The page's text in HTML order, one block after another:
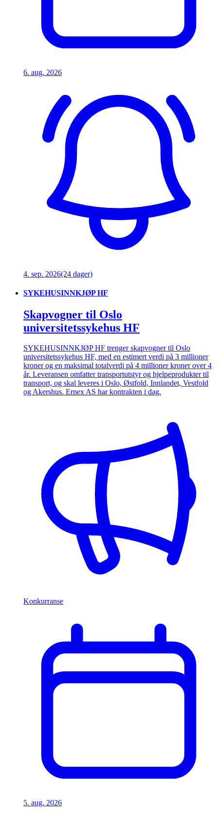
6. aug. 2026
4. sep. 2026(24 dager)
SYKEHUSINNKJØP HF
Skapvogner til Oslo
universitetssykehus HF
SYKEHUSINNKJØP HF trenger skapvogner til Oslo
universitetssykehus HF, med en estimert verdi på 3 millioner
kroner og en maksimal totalverdi på 4 millioner kroner over 4
år. Leveransen omfatter transportutstyr og hjelpeprodukter til
transport, og skal leveres i Oslo, Østfold, Innlandet, Vestfold
og Akershus. Ernex AS har kontrakten i dag.
Konkurranse
5. aug. 2026